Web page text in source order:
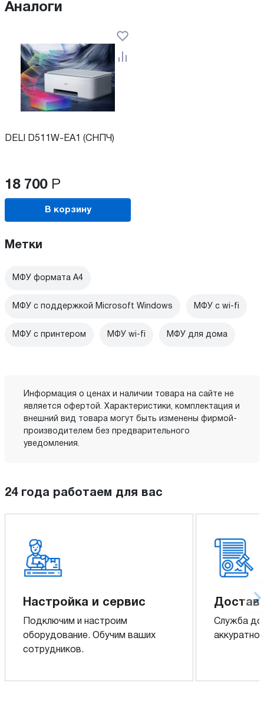
Аналоги
DELI D511W-EA1 (СНПЧ)
18 700 Р
В корзину
Метки
МФУ формата А4
МФУ с поддержкой Microsoft Windows МФУ c wi-fi
МФУ с принтером МФУ wi-fi МФУ для дома
Информация о ценах и наличии товара на сайте не
является офертой. Характеристики, комплектация и
внешний вид товара могут быть изменены фирмой-
производителем без предварительного
уведомления.
24 года работаем для вас
Настройка и сервис
Подключим и настроим
оборудование. Обучим ваших
сотрудников.
Служба
аккуратно